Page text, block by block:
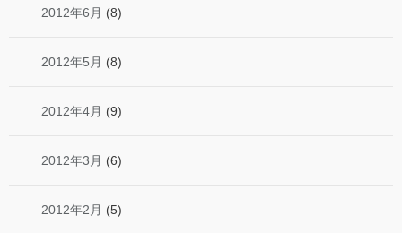
2012年6月 (8)
2012年5月 (8)
2012年4月 (9)
2012年3月 (6)
2012年2月 (5)